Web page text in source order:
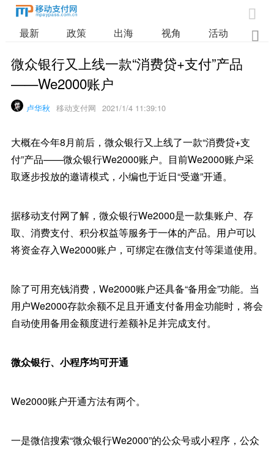

最新 政策 出海 视角 活动 业

微众银行又上线一款“消费贷+支付”产品
——We2000账户
卢华秋 移动支付网 2021/1/4 11:39:10
大概在今年8月前后，微众银行又上线了一款“消费贷+支
付”产品——微众银行We2000账户。目前We2000账户采
取逐步投放的邀请模式，小编也于近日“受邀”开通。
据移动支付网了解，微众银行We2000是一款集账户、存
取、消费支付、积分权益等服务于一体的产品。用户可以
将资金存入We2000账户，可绑定在微信支付等渠道使用。
除了可用充钱消费，We2000账户还具备“备用金”功能。当
用户We2000存款余额不足且开通支付备用金功能时，将会
自动使用备用金额度进行差额补足并完成支付。
微众银行、小程序均可开通
We2000账户开通方法有两个。
一是微信搜索“微众银行We2000”的公众号或小程序，公众